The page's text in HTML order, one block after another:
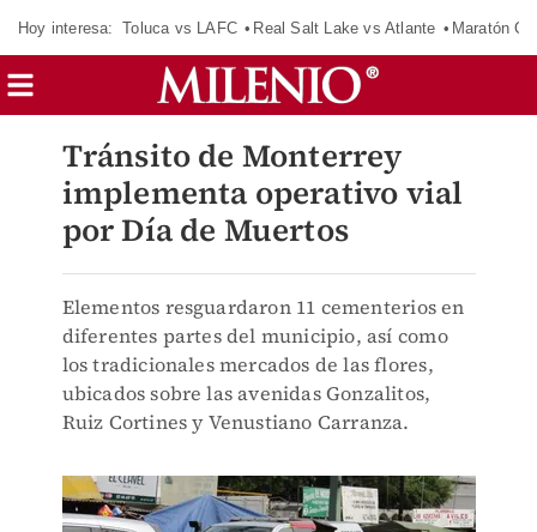
Hoy interesa: Toluca vs LAFC Real Salt Lake vs Atlante Maratón
Tránsito de Monterrey
implementa operativo vial
por Día de Muertos
Elementos resguardaron 11 cementerios en
diferentes partes del municipio, así como
los tradicionales mercados de las flores,
ubicados sobre las avenidas Gonzalitos,
Ruiz Cortines y Venustiano Carranza.